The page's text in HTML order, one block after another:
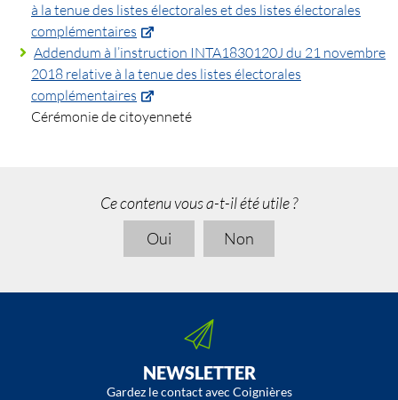
à la tenue des listes électorales et des listes électorales
complémentaires
Addendum à l’instruction INTA1830120J du 21 novembre
2018 relative à la tenue des listes électorales
complémentaires
Cérémonie de citoyenneté
Ce contenu vous a-t-il été utile ?
Oui
Non
NEWSLETTER
Gardez le contact avec Coignières